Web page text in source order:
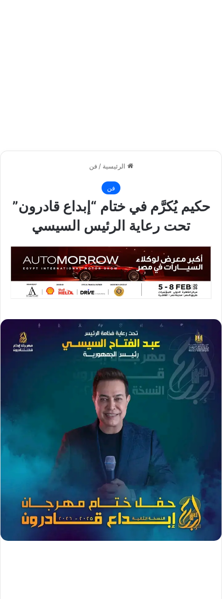
الرئيسية / فن
فن
حكيم يُكرَّم في ختام “إبداع قادرون”
تحت رعاية الرئيس السيسي